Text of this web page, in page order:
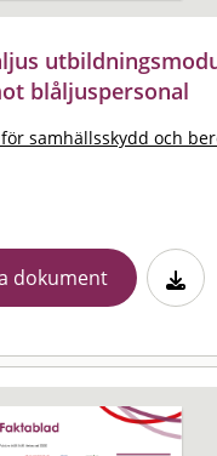
blåljuspersonal
samhällsskydd och
dokument